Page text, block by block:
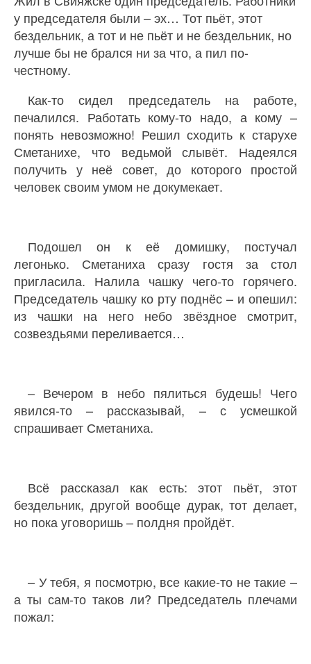
у председателя были – эх… Тот пьёт, этот
бездельник, а тот и не пьёт и не бездельник, но
лучше бы не брался ни за что, а пил по-
честному.
Как-то сидел председатель на работе,
печалился. Работать кому-то надо, а кому –
понять невозможно! Решил сходить к старухе
Сметанихе, что ведьмой слывёт. Надеялся
получить у неё совет, до которого простой
человек своим умом не докумекает.
Подошел он к её домишку, постучал
легонько. Сметаниха сразу гостя за стол
пригласила. Налила чашку чего-то горячего.
Председатель чашку ко рту поднёс – и опешил:
из чашки на него небо звёздное смотрит,
созвездьями переливается…
– Вечером в небо пялиться будешь! Чего
явился-то – рассказывай, – с усмешкой
спрашивает Сметаниха.
Всё рассказал как есть: этот пьёт, этот
бездельник, другой вообще дурак, тот делает,
но пока уговоришь – полдня пройдёт.
– У тебя, я посмотрю, все какие-то не такие –
а ты сам-то таков ли? Председатель плечами
пожал: